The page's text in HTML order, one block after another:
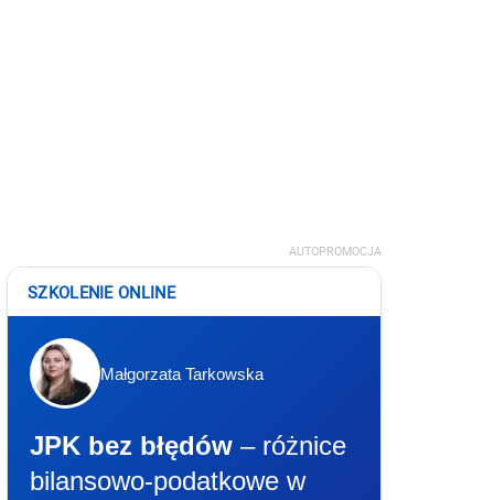
AUTOPROMOCJA
SZKOLENIE ONLINE
Małgorzata Tarkowska
JPK bez błędów – różnice
bilansowo-podatkowe w